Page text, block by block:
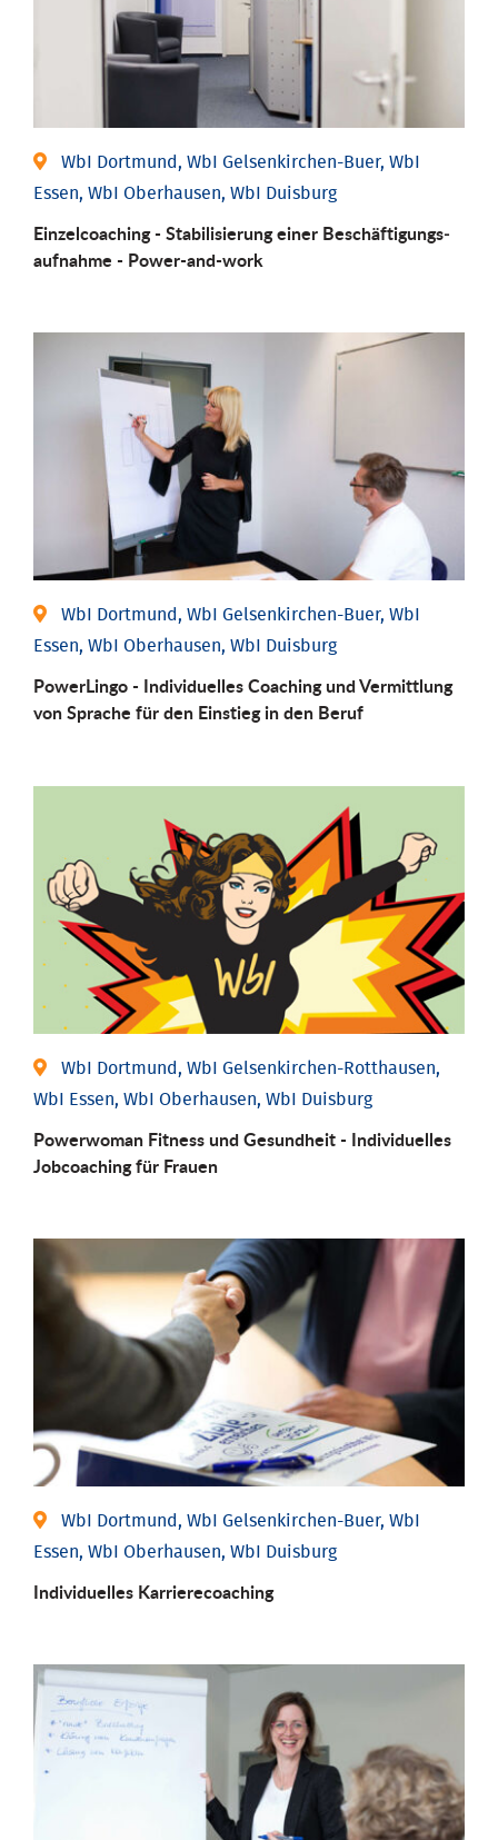
WbI Dortmund, WbI Gelsenkirchen-Buer, WbI
Essen, WbI Oberhausen, WbI Duisburg
Einzel­coaching - Stabili­sierung einer Be­schäftigungs­
aufnahme - Power-and-work
WbI Dortmund, WbI Gelsenkirchen-Buer, WbI
Essen, WbI Oberhausen, WbI Duisburg
PowerLingo - Individuelles Coaching und Vermittlung
von Sprache für den Einstieg in den Beruf
WbI Dortmund, WbI Gelsenkirchen-Rotthausen,
WbI Essen, WbI Oberhausen, WbI Duisburg
Powerwoman Fitness und Gesund­heit - Individu­elles
Job­coaching für Frauen
WbI Dortmund, WbI Gelsenkirchen-Buer, WbI
Essen, WbI Oberhausen, WbI Duisburg
Individu­elles Karrierecoaching